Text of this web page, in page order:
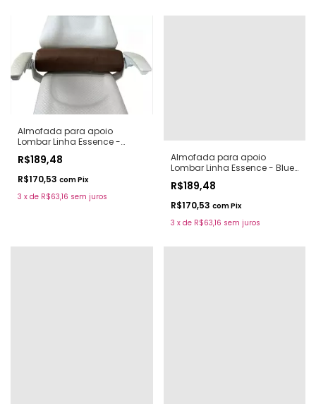
Almofada para apoio
Lombar Linha Essence -
R$189,48
R$170,53 comPix
3 x de R$63,16 sem juros
Almofada para apoio
Lombar Linha Essence - Blue
R$189,48
R$170,53 comPix
3 x de R$63,16 sem juros